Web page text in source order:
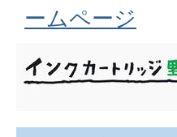
ームページ